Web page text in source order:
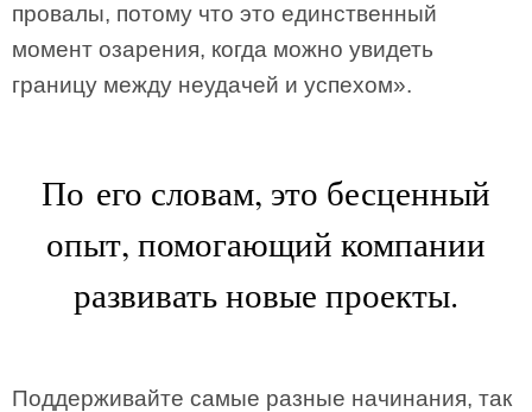
провалы, потому что это единственный
момент озарения, когда можно увидеть
границу между неудачей и успехом».
По его словам, это бесценный
опыт, помогающий компании
развивать новые проекты.
Поддерживайте самые разные начинания, так